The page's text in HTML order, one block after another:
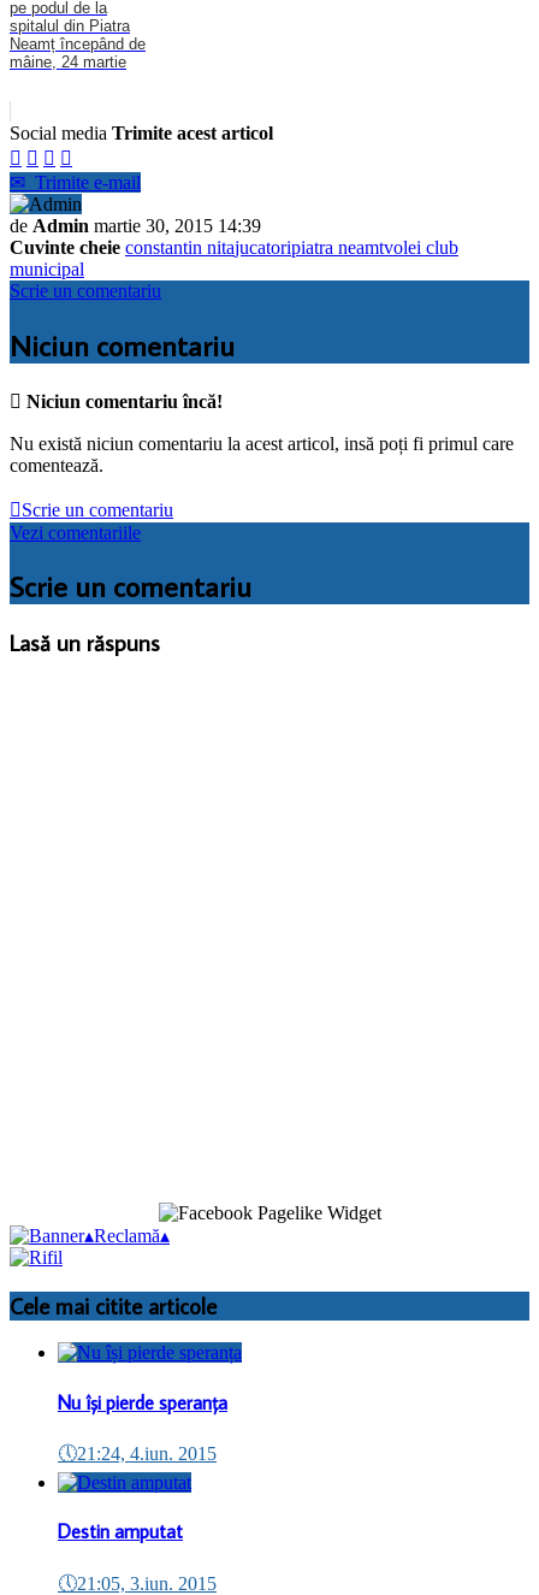
pe podul de la
spitalul din Piatra
Neamț începând de
mâine, 24 martie
Social media Trimite acest articol
   
✉ Trimite e-mail
de Admin martie 30, 2015 14:39
Cuvinte cheie constantin nitajucatoripiatra neamtvolei club
municipal
Scrie un comentariu
Niciun comentariu
 Niciun comentariu încă!
Nu există niciun comentariu la acest articol, insă poți fi primul care
comentează.
Scrie un comentariu
Vezi comentariile
Scrie un comentariu
Lasă un răspuns
▴Reclamă▴
Cele mai citite articole
Nu își pierde speranța
🕔21:24, 4.iun. 2015
Destin amputat
🕔21:05, 3.iun. 2015